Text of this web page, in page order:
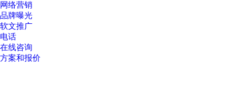
网络营销
品牌曝光
软文推广
电话
在线咨询
方案和报价